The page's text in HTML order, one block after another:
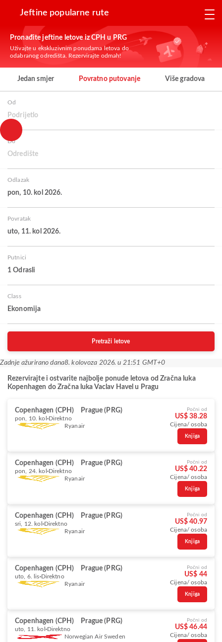
Jeftine popularne rute
Pronađite jeftine letove iz CPH u PRG
Uživajte u ekskluzivnim ponudama letova do
odabranog odredišta. Rezervirajte odmah!
Jedan smjer Povratno putovanje Više gradova
Od
Podrijetlo
Do
Odredište
Odlazak
pon, 10. kol 2026.
Povratak
uto, 11. kol 2026.
Putnici
1 Odrasli
Class
Ekonomija
Pretraži letove
Zadnje ažurirano dana8. kolovoza 2026. u 21:51 GMT+0
Rezervirajte i ostvarite najbolje ponude letova od Zračna luka
Kopenhagen do Zračna luka Vaclav Havel u Pragu
Copenhagen (CPH) Prague (PRG)
pon, 10. kol Direktno
Ryanair
Počni od
US$ 38.28
Cijena/ osoba
Knjiga
Copenhagen (CPH) Prague (PRG)
pon, 24. kol Direktno
Ryanair
Počni od
US$ 40.22
Cijena/ osoba
Knjiga
Copenhagen (CPH) Prague (PRG)
sri, 12. kol Direktno
Ryanair
Počni od
US$ 40.97
Cijena/ osoba
Knjiga
Copenhagen (CPH) Prague (PRG)
uto, 6. lis Direktno
Ryanair
Počni od
US$ 44
Cijena/ osoba
Knjiga
Copenhagen (CPH) Prague (PRG)
uto, 11. kol Direktno
Norwegian Air Sweden
Počni od
US$ 46.44
Cijena/ osoba